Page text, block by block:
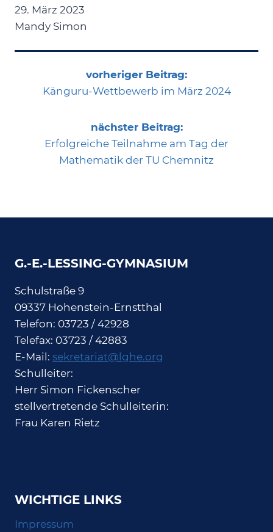
29. März 2023
Mandy Simon
vorheriger Beitrag:
Känguru-Wettbewerb im März 2024
nächster Beitrag:
Erfolgreiche Teilnahme am Tag der
Mathematik der TU Chemnitz
G.-E.-LESSING-GYMNASIUM
Schulstraße 9
09337 Hohenstein-Ernstthal
Telefon: 03723 / 42928
Telefax: 03723 / 42883
E-Mail: sekretariat@lghe.org
Schulleiter:
Herr Simon Fickenscher
stellvertretende Schulleiterin:
Frau Karen Rietz
WICHTIGE LINKS
Impressum